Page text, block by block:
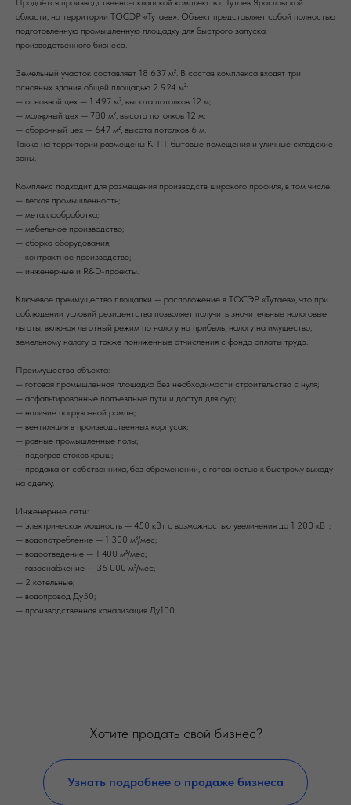
области, на территории ТОСЭР «Тутаев». Объект представляет собой полностью
подготовленную промышленную площадку для быстрого запуска
производственного бизнеса.
Земельный участок составляет 18 637 м². В состав комплекса входят три
основных здания общей площадью 2 924 м²:
— основной цех — 1 497 м², высота потолков 12 м;
— малярный цех — 780 м², высота потолков 12 м;
— сборочный цех — 647 м², высота потолков 6 м.
Также на территории размещены КПП, бытовые помещения и уличные складские
зоны.
Комплекс подходит для размещения производств широкого профиля, в том числе:
— легкая промышленность;
— металлообработка;
— мебельное производство;
— сборка оборудования;
— контрактное производство;
— инженерные и R&D-проекты.
Ключевое преимущество площадки — расположение в ТОСЭР «Тутаев», что при
соблюдении условий резидентства позволяет получить значительные налоговые
льготы, включая льготный режим по налогу на прибыль, налогу на имущество,
земельному налогу, а также пониженные отчисления с фонда оплаты труда.
Преимущества объекта:
— готовая промышленная площадка без необходимости строительства с нуля;
— асфальтированные подъездные пути и доступ для фур;
— наличие погрузочной рампы;
— вентиляция в производственных корпусах;
— ровные промышленные полы;
— подогрев стоков крыш;
— продажа от собственника, без обременений, с готовностью к быстрому выходу
на сделку.
Инженерные сети:
— электрическая мощность — 450 кВт с возможностью увеличения до 1 200 кВт;
— водопотребление — 1 300 м³/мес;
— водоотведение — 1 400 м³/мес;
— газоснабжение — 36 000 м³/мес;
— 2 котельные;
— водопровод Ду50;
— производственная канализация Ду100.
Хотите продать свой бизнес?
Узнать подробнее о продаже бизнеса